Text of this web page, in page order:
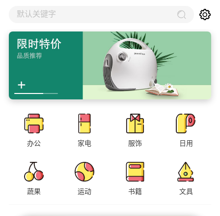
默认关键字
办公 家电 服饰 日用
蔬果 运动 书籍 文具